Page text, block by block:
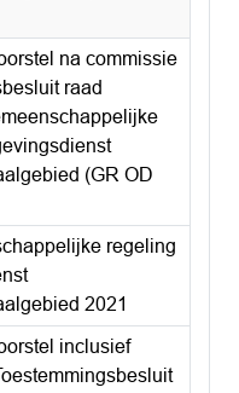
na commissie
raad
(GR OD
regeling
2021
inclusief